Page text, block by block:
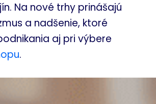
Na nové trhy prinášajú
a nadšenie, ktoré
aj pri výbere
.